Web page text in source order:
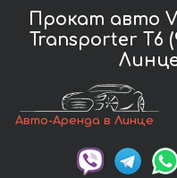
Прокат авто
Transporter T6
Авто-Аренда в Линце